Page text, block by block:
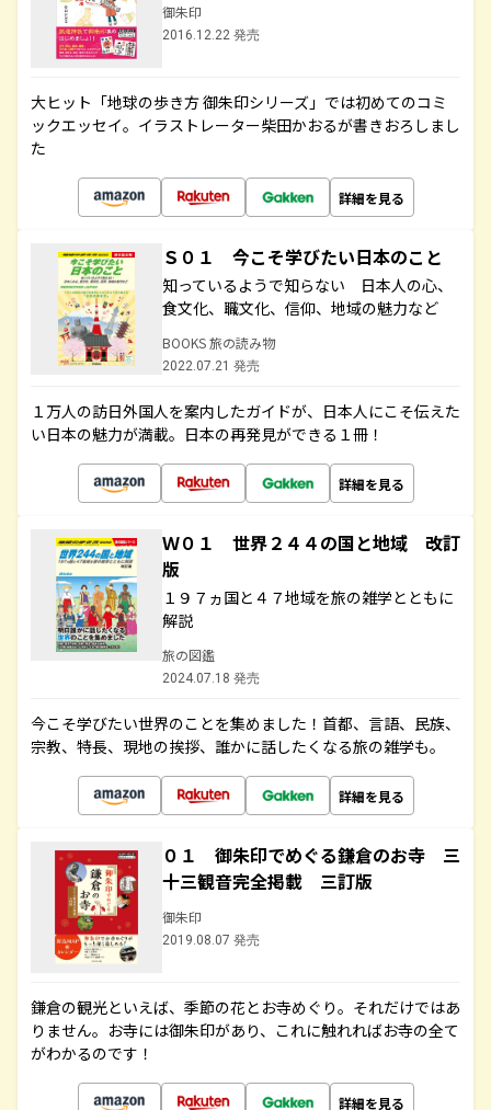
御朱印
2016.12.22 発売
大ヒット「地球の歩き方 御朱印シリーズ」では初めてのコミ
ックエッセイ。イラストレーター柴田かおるが書きおろしまし
た
詳細を見る
Ｓ０１ 今こそ学びたい日本のこと
知っているようで知らない 日本人の心、
食文化、職文化、信仰、地域の魅力など
BOOKS 旅の読み物
2022.07.21 発売
１万人の訪日外国人を案内したガイドが、日本人にこそ伝えた
い日本の魅力が満載。日本の再発見ができる１冊！
詳細を見る
Ｗ０１ 世界２４４の国と地域 改訂
版
１９７ヵ国と４７地域を旅の雑学とともに
解説
旅の図鑑
2024.07.18 発売
今こそ学びたい世界のことを集めました！首都、言語、民族、
宗教、特長、現地の挨拶、誰かに話したくなる旅の雑学も。
詳細を見る
０１ 御朱印でめぐる鎌倉のお寺 三
十三観音完全掲載 三訂版
御朱印
2019.08.07 発売
鎌倉の観光といえば、季節の花とお寺めぐり。それだけではあ
りません。お寺には御朱印があり、これに触れればお寺の全て
がわかるのです！
詳細を見る